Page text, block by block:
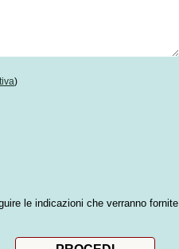
)
le indicazioni che verranno fornite